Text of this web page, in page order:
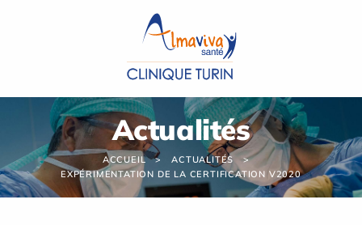
Actualités
ACCUEIL
ACTUALITÉS
EXPÉRIMENTATION DE LA CERTIFICATION V2020
Panneau de gestion des cookies